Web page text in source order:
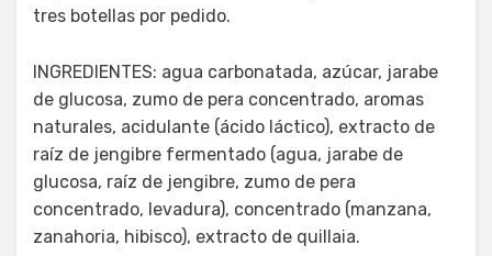
tres botellas por pedido.
INGREDIENTES: agua carbonatada, azúcar, jarabe
de glucosa, zumo de pera concentrado, aromas
naturales, acidulante (ácido láctico), extracto de
raíz de jengibre fermentado (agua, jarabe de
glucosa, raíz de jengibre, zumo de pera
concentrado, levadura), concentrado (manzana,
zanahoria, hibisco), extracto de quillaia.